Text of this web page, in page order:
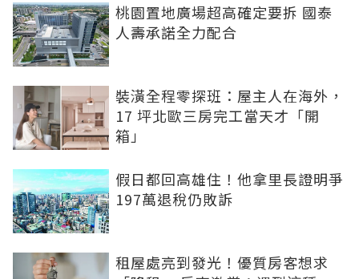
桃園置地廣場超高確定要拆 國泰
人壽承諾全力配合
裝潢全程零探班：屋主人在海外，
17 坪北歐三房完工當天才「開
箱」
假日都回高雄住！他拿里長證明爭
197萬退稅仍敗訴
租屋處亮到發光！優質房客想求